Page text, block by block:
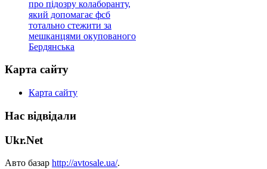
про підозру колаборанту,
який допомагає фсб
тотально стежити за
мешканцями окупованого
Бердянська
Карта сайту
Карта сайту
Нас відвідали
Ukr.Net
Авто базар http://avtosale.ua/.